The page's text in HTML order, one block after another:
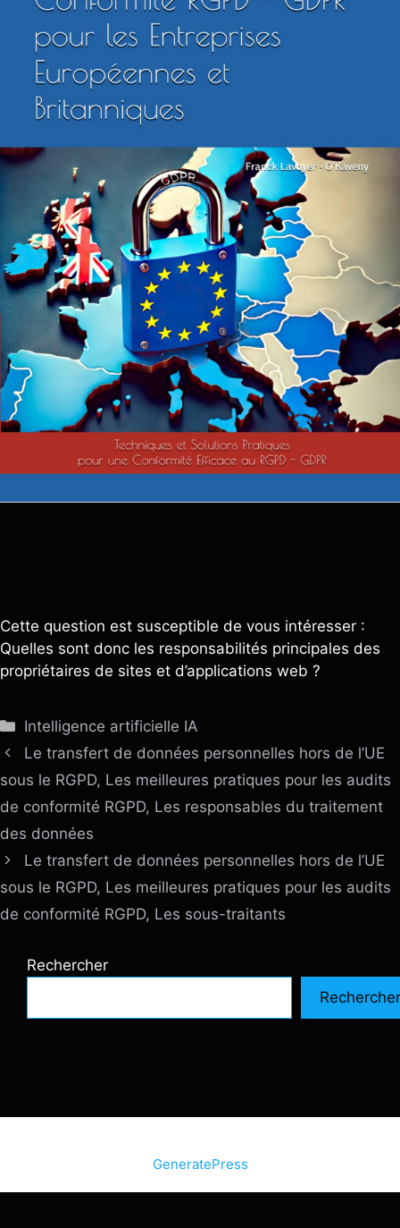
Cette question est susceptible de vous intéresser :
Quelles sont donc les responsabilités principales des
propriétaires de sites et d’applications web ?
Catégories
Intelligence artificielle IA
Le transfert de données personnelles hors de l’UE
sous le RGPD, Les meilleures pratiques pour les audits
de conformité RGPD, Les responsables du traitement
des données
Le transfert de données personnelles hors de l’UE
sous le RGPD, Les meilleures pratiques pour les audits
de conformité RGPD, Les sous-traitants
Rechercher
Rechercher
GeneratePress